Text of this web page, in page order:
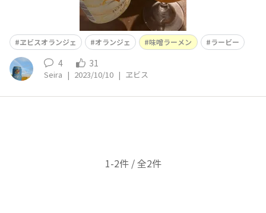
ヱビスオランジェ オランジェ 味噌ラーメン ラービー
4 31
Seira | 2023/10/10 | ヱビス
1-2件 / 全2件